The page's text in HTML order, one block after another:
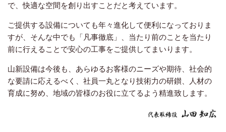
で、快適な空間を創り出すことだと考えています。
ご提供する設備についても年々進化して便利になっておりま
すが、そんな中でも「凡事徹底」、当たり前のことを当たり
前に行えることで安心の工事をご提供してまいります。
山新設備は今後も、あらゆるお客様のニーズや期待、社会的
な要請に応えるべく、社員一丸となり技術力の研鑚、人材の
育成に努め、地域の皆様のお役に立てるよう精進致します。